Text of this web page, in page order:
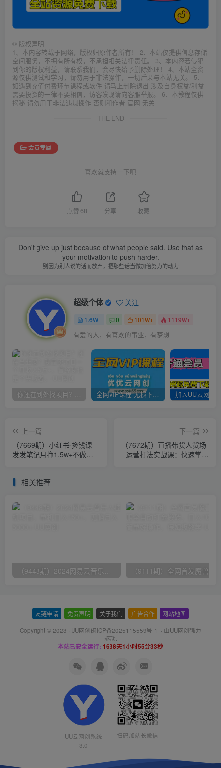
© 版权声明
1、本内容转载于网络，版权归原作者所有！ 2、本站仅提供信息存储
空间服务，不拥有所有权，不承担相关法律责任。 3、本内容若侵犯
到你的版权利益，请联系我们，会尽快给予删除处理！ 4、本站全资
源仅供测试和学习，请勿用于非法操作，一切后果与本站无关。 5、
如遇到充值付费环节课程或软件 请马上删除退出 涉及自身权益/利益
需要投资的一律不要相信，访客发现请向客服举报。 6、本教程仅供
揭秘 请勿用于非法违规操作 否则和作者 官网 无关
THE END
会员专属
喜欢就支持一下吧
点赞 68 分享 收藏
Don't give up just because of what people said. Use that as
your motivation to push harder.
别因为别人说的话而放弃，把那些话当做加倍努力的动力
超级个体 关注
1.6W+ 0 101W+ 1119W+
有爱的人，有喜欢的事业，有梦想
你还在到处找项目？还在当韭菜？我靠卖项目一个月收入5万+，曾经我也是个失败者。 全网VIP课程 无损下载~
上一篇
（7669期）小红书·捡钱课
发发笔记月挣1.5w+不做图
下一篇
（7672期）直播带货人货场-
运营打法实战课：快速掌握
相关推荐
友链申请 免责声明 关于我们 广告合作 网站地图
Copyright © 2023 · UU网创闽ICP备2025115559号-1 · 由UU网创强力
驱动.
本站已安全运行: 1638天1小时55分33秒
UU云网创系统
3.0
扫码加站长微信